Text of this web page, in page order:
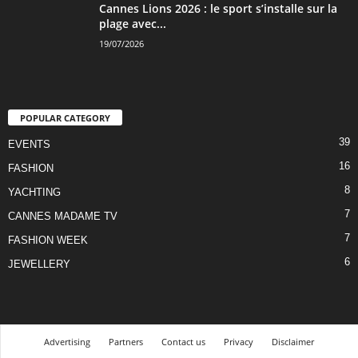
Cannes Lions 2026 : le sport s’installe sur la
plage avec...
19/07/2026
POPULAR CATEGORY
EVENTS 39
FASHION 16
YACHTING 8
CANNES MADAME TV 7
FASHION WEEK 7
JEWELLERY 6
Advertising Partners Contact us Privacy Disclaimer